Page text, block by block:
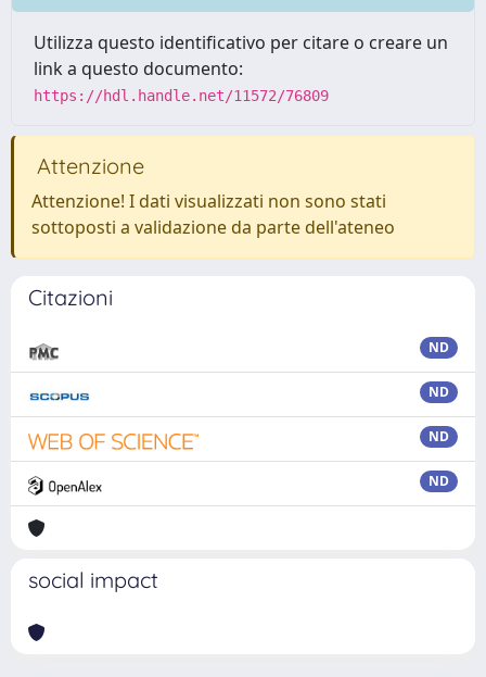
Utilizza questo identificativo per citare o creare un
link a questo documento:
https://hdl.handle.net/11572/76809
Attenzione
Attenzione! I dati visualizzati non sono stati
sottoposti a validazione da parte dell'ateneo
Citazioni
ND
ND
ND
ND
social impact